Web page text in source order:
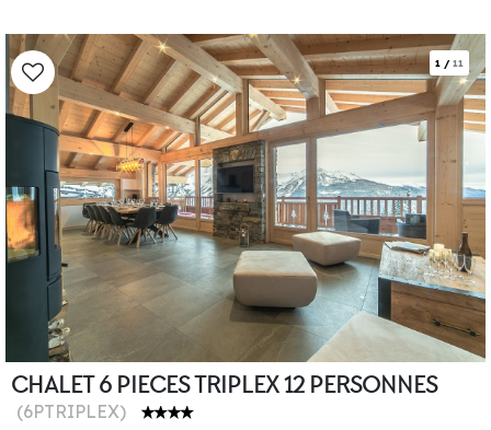
1 / 11
CHALET 6 PIECES TRIPLEX 12 PERSONNES
(6PTRIPLEX)